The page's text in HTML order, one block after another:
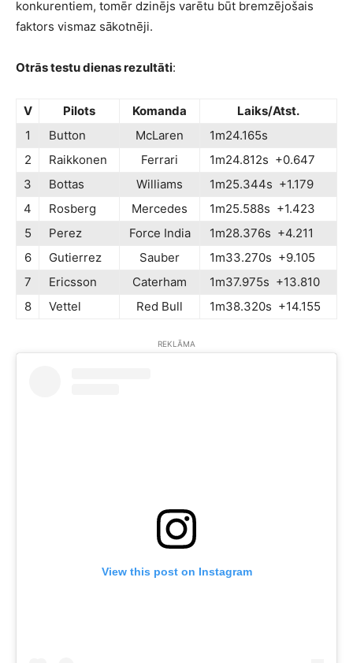
konkurentiem, tomēr dzinējs varētu būt bremzējošais
faktors vismaz sākotnēji.
Otrās testu dienas rezultāti:
V Pilots Komanda
Laiks/Atst.
1
Button McLaren
1m24.165s
2
Raikkonen Ferrari
1m24.812s +0.647
3
Bottas Williams
1m25.344s +1.179
4
Rosberg Mercedes
1m25.588s +1.423
5
Perez Force India
1m28.376s +4.211
6
Gutierrez Sauber
1m33.270s +9.105
7
Ericsson Caterham
1m37.975s +13.810
8
Vettel Red Bull 1m38.320s +14.155
REKLĀMA
View this post on Instagram